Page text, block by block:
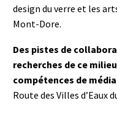
design du verre et les
Mont-Dore.
Des pistes de
recherches de ce
compétences de
Route des Villes d’Eaux